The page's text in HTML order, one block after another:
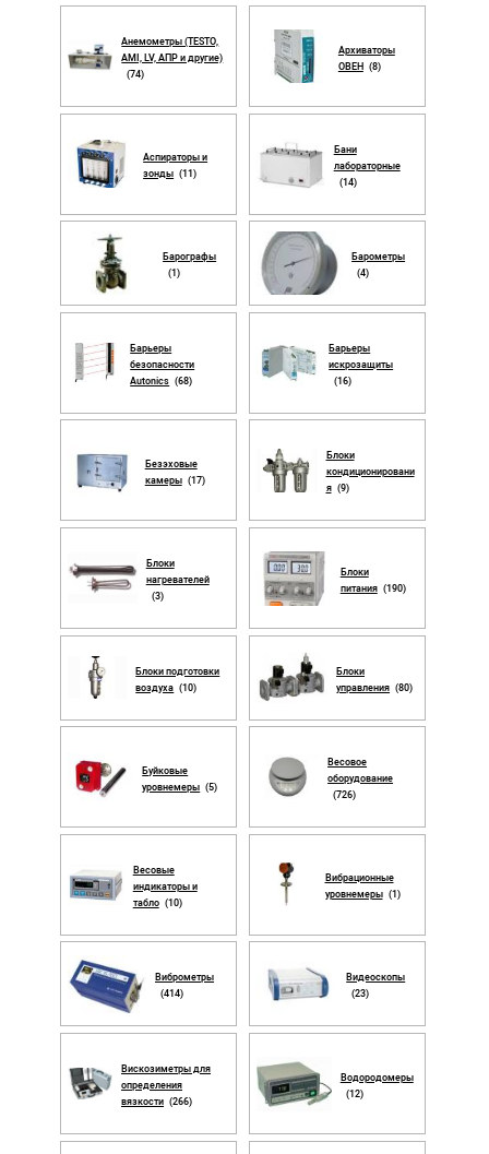
Анемометры (TESTO,
AMI, LV, АПР и другие)
(74)
Архиваторы
ОВЕН (8)
Аспираторы и
зонды (11)
Бани
лабораторные
(14)
Барографы
(1)
Барометры
(4)
Барьеры
безопасности
Autonics (68)
Барьеры
искрозащиты
(16)
Безэховые
камеры (17)
Блоки
кондиционировани
я (9)
Блоки
нагревателей
(3)
Блоки
питания (190)
Блоки подготовки
воздуха (10)
Блоки
управления (80)
Буйковые
уровнемеры (5)
Весовое
оборудование
(726)
Весовые
индикаторы и
табло (10)
Вибрационные
уровнемеры (1)
Виброметры
(414)
Видеоскопы
(23)
Вискозиметры для
определения
вязкости (266)
Водородомеры
(12)